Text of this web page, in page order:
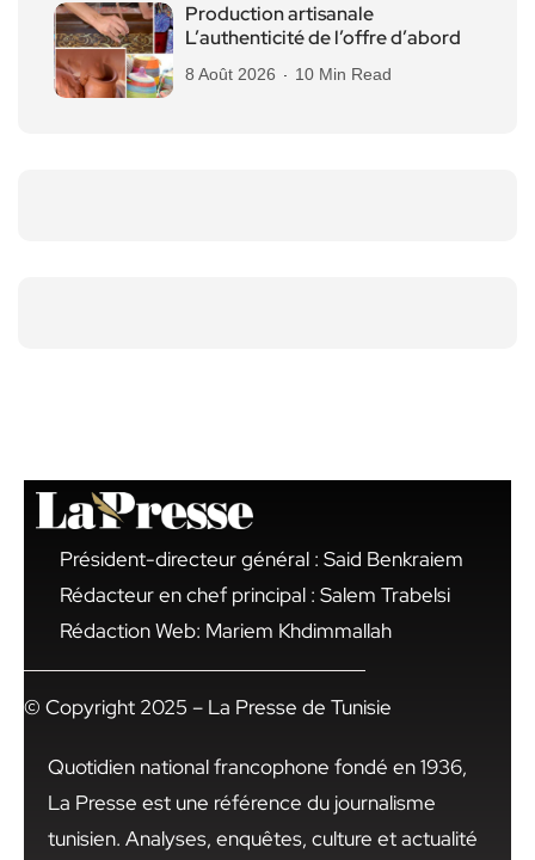
Production artisanale
L’authenticité de l’offre d’abord
8 Août 2026 10 Min Read
Président-directeur général : Said Benkraiem
Rédacteur en chef principal : Salem Trabelsi
Rédaction Web: Mariem Khdimmallah
© Copyright 2025 – La Presse de Tunisie
Quotidien national francophone fondé en 1936,
La Presse est une référence du journalisme
tunisien. Analyses, enquêtes, culture et actualité